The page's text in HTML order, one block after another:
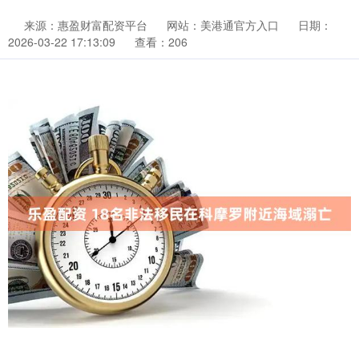
来源：惠盈财富配资平台 网站：美港通官方入口
日期：
2026-03-22 17:13:09
查看：206